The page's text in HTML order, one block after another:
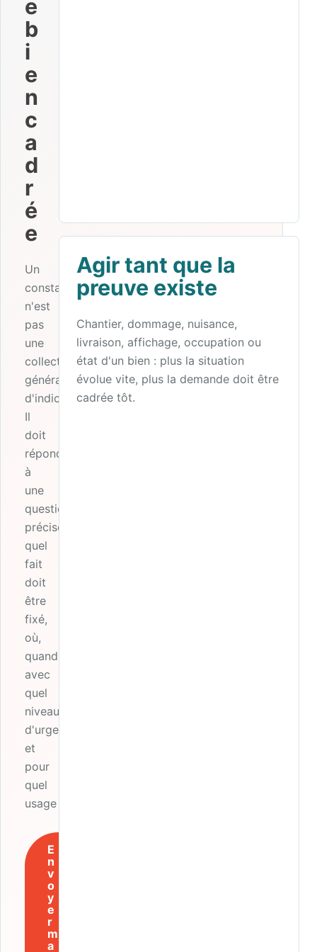
e
b
i
e
n
c
a
d
r
é
e
Un
constat
n'est
pas
une
collecte
générale
d'indices.
Il
doit
répondre
à
une
question
précise :
quel
fait
doit
être
fixé,
où,
quand,
avec
quel
niveau
d'urgence
et
pour
quel
usage ?
E
n
v
o
y
e
r
m
a
Agir tant que la
preuve existe
Chantier, dommage, nuisance,
livraison, affichage, occupation ou
état d'un bien : plus la situation
évolue vite, plus la demande doit être
cadrée tôt.